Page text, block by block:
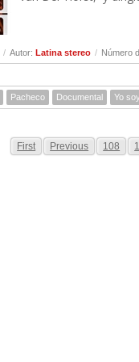
/ Autor: Latina stereo / Número
Pacheco Documental Yo
First Previous 108